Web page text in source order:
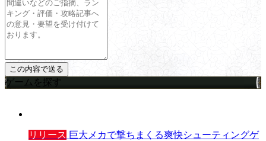
ゲームを探す
リリース 巨大メカで撃ちまくる爽快シューティングゲ